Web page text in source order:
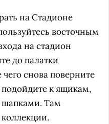
на Стадионе
восточным
на стадион
до палатки
снова поверните
подойдите к ящикам,
шапками. Там